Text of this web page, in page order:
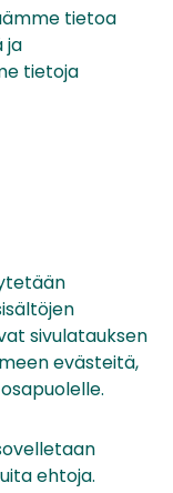
tietoa
ja
tietoja
sivulatauksen
evästeitä,
ehtoja.